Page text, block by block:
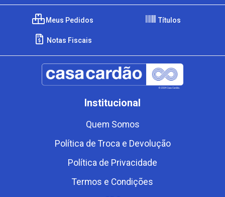
Meus Pedidos Títulos
Notas Fiscais
Institucional
Quem Somos
Política de Troca e Devolução
Política de Privacidade
Termos e Condições